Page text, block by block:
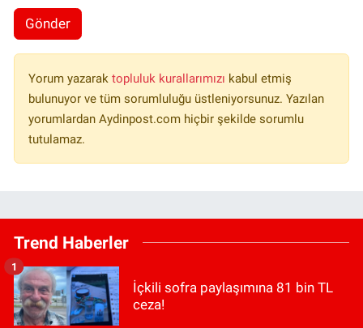
Gönder
Yorum yazarak topluluk kurallarımızı kabul etmiş
bulunuyor ve tüm sorumluluğu üstleniyorsunuz. Yazılan
yorumlardan Aydinpost.com hiçbir şekilde sorumlu
tutulamaz.
Trend Haberler
İçkili sofra paylaşımına 81 bin TL
ceza!
1